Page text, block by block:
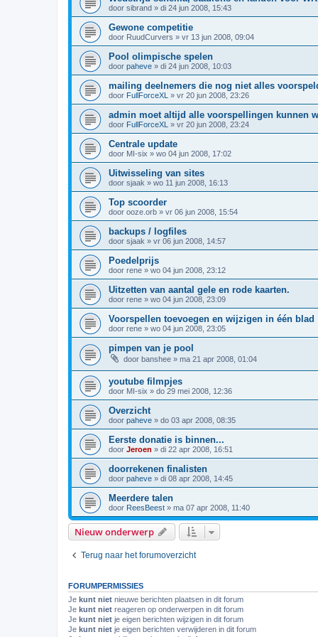
door sibrand » di 24 jun 2008, 15:43
Gewone competitie
door RuudCurvers » vr 13 jun 2008, 09:04
Pool olimpische spelen
door paheve » di 24 jun 2008, 10:03
mailing deelnemers die nog niet alles
door FullForceXL » vr 20 jun 2008, 23:26
admin moet altijd alle voorspellingen kunnen
door FullForceXL » vr 20 jun 2008, 23:24
Centrale update
door MI-six » wo 04 jun 2008, 17:02
Uitwisseling van sites
door sjaak » wo 11 jun 2008, 16:13
Top scoorder
door ooze.orb » vr 06 jun 2008, 15:54
backups / logfiles
door sjaak » vr 06 jun 2008, 14:57
Poedelprijs
door rene » wo 04 jun 2008, 23:12
Uitzetten van aantal gele en rode kaarten.
door rene » wo 04 jun 2008, 23:09
Voorspellen toevoegen en wijzigen in één blad
door rene » wo 04 jun 2008, 23:05
pimpen van je pool
door banshee » ma 21 apr 2008, 01:04
youtube filmpjes
door MI-six » do 29 mei 2008, 12:36
Overzicht
door paheve » do 03 apr 2008, 08:35
Eerste donatie is binnen...
door Jeroen » di 22 apr 2008, 16:51
doorrekenen finalisten
door paheve » di 08 apr 2008, 14:45
Meerdere talen
door ReesBeest » ma 07 apr 2008, 11:40
Nieuw onderwerp
Terug naar het forumoverzicht
FORUMPERMISSIES
Je kunt niet nieuwe berichten plaatsen in dit forum
Je kunt niet reageren op onderwerpen in dit forum
Je kunt niet je eigen berichten wijzigen in dit forum
Je kunt niet je eigen berichten verwijderen in dit forum